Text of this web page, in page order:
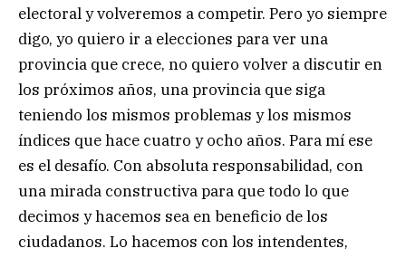
electoral y volveremos a competir. Pero yo siempre
digo, yo quiero ir a elecciones para ver una
provincia que crece, no quiero volver a discutir en
los próximos años, una provincia que siga
teniendo los mismos problemas y los mismos
índices que hace cuatro y ocho años. Para mí ese
es el desafío. Con absoluta responsabilidad, con
una mirada constructiva para que todo lo que
decimos y hacemos sea en beneficio de los
ciudadanos. Lo hacemos con los intendentes,